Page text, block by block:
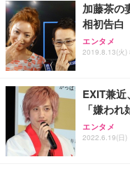
加藤茶の
相初告白
エンタメ
2019.8.13(火)
EXIT兼
「嫌わ
エンタメ
2022.6.19(日)